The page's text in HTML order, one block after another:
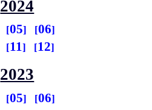
2024
05
06
11 12
2023
05
06